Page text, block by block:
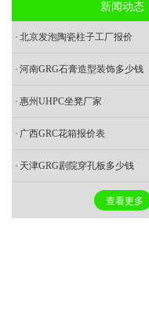
新闻动态
北京发泡陶瓷柱子工厂报价
河南GRG石膏造型装饰多少钱
惠州UHPC坐凳厂家
广西GRC花箱报价表
天津GRG剧院穿孔板多少钱
查看更多